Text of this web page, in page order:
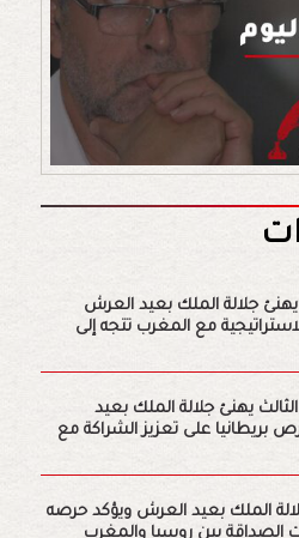
جلالة الملك بعيد العرش
مع المغرب تتجه إلى
يهنئ جلالة الملك بعيد
بريطانيا على تعزيز الشراكة مع
الملك بعيد العرش ويؤكد حرصه
الصداقة بين روسيا والمغرب